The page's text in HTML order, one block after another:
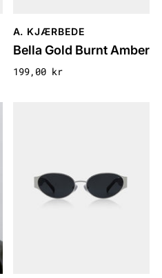
A. KJÆRBEDE
Bella Gold Burnt Amber
199,00 kr